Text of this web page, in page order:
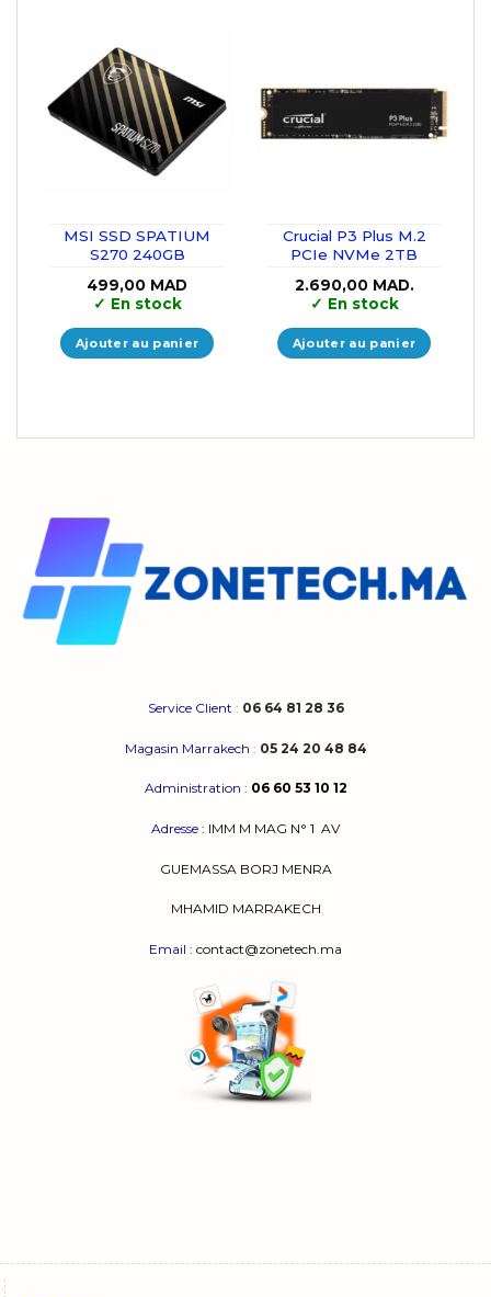
MSI SSD SPATIUM
S270 240GB
499,00 MAD
✓ En stock
Ajouter au panier
Crucial P3 Plus M.2
PCIe NVMe 2TB
2.690,00 MAD.
✓ En stock
Ajouter au panier
Service Client : 06 64 81 28 36
Magasin Marrakech : 05 24 20 48 84
Administration : 06 60 53 10 12
Adresse : IMM M MAG N° 1 AV
GUEMASSA BORJ MENRA
MHAMID MARRAKECH
Email : contact@zonetech.ma